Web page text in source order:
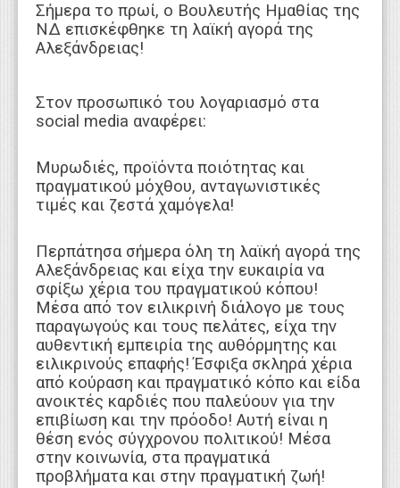
Σήμερα το πρωί, ο Βουλευτής Ημαθίας της
ΝΔ επισκέφθηκε τη λαϊκή αγορά της
Αλεξάνδρειας!
Στον προσωπικό του λογαριασμό στα
social media αναφέρει:
Μυρωδιές, προϊόντα ποιότητας και
πραγματικού μόχθου, ανταγωνιστικές
τιμές και ζεστά χαμόγελα!
Περπάτησα σήμερα όλη τη λαϊκή αγορά της
Αλεξάνδρειας και είχα την ευκαιρία να
σφίξω χέρια του πραγματικού κόπου!
Μέσα από τον ειλικρινή διάλογο με τους
παραγωγούς και τους πελάτες, είχα την
αυθεντική εμπειρία της αυθόρμητης και
ειλικρινούς επαφής! Έσφιξα σκληρά χέρια
από κούραση και πραγματικό κόπο και είδα
ανοικτές καρδιές που παλεύουν για την
επιβίωση και την πρόοδο! Αυτή είναι η
θέση ενός σύγχρονου πολιτικού! Μέσα
στην κοινωνία, στα πραγματικά
προβλήματα και στην πραγματική ζωή!